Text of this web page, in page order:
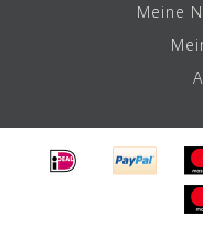
Meine